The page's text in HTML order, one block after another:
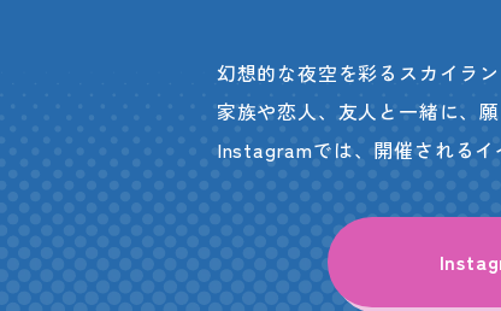
幻想的な夜空を彩るスカイラン
家族や恋人、友人と一緒に、
Instagramでは、開催される